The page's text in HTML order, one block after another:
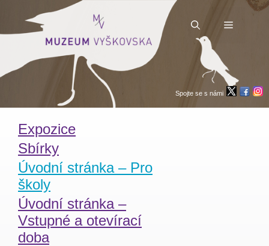
Menu
Spojte se s námi
Expozice
Sbírky
Úvodní stránka – Pro
školy
Úvodní stránka –
Vstupné a otevírací
doba